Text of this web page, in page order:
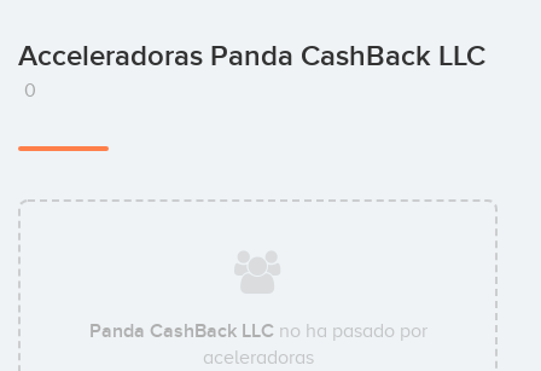
Acceleradoras Panda CashBack LLC
0
Panda CashBack LLC no ha pasado por
aceleradoras